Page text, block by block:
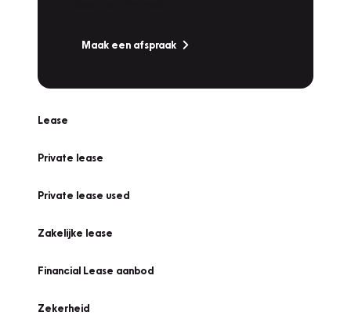
Maak een afspraak
Lease
Private lease
Private lease used
Zakelijke lease
Financial Lease aanbod
Zekerheid